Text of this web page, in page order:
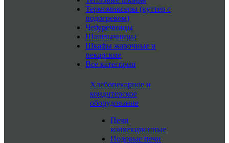
Термомиксеры (куттер с
подогревом)
Чебуречницы
Шашлычницы
Шкафы жарочные и
пекарские
Все категории
Хлебопекарное и
кондитерское
оборудование
Печи
конвекционные
Подовые печи